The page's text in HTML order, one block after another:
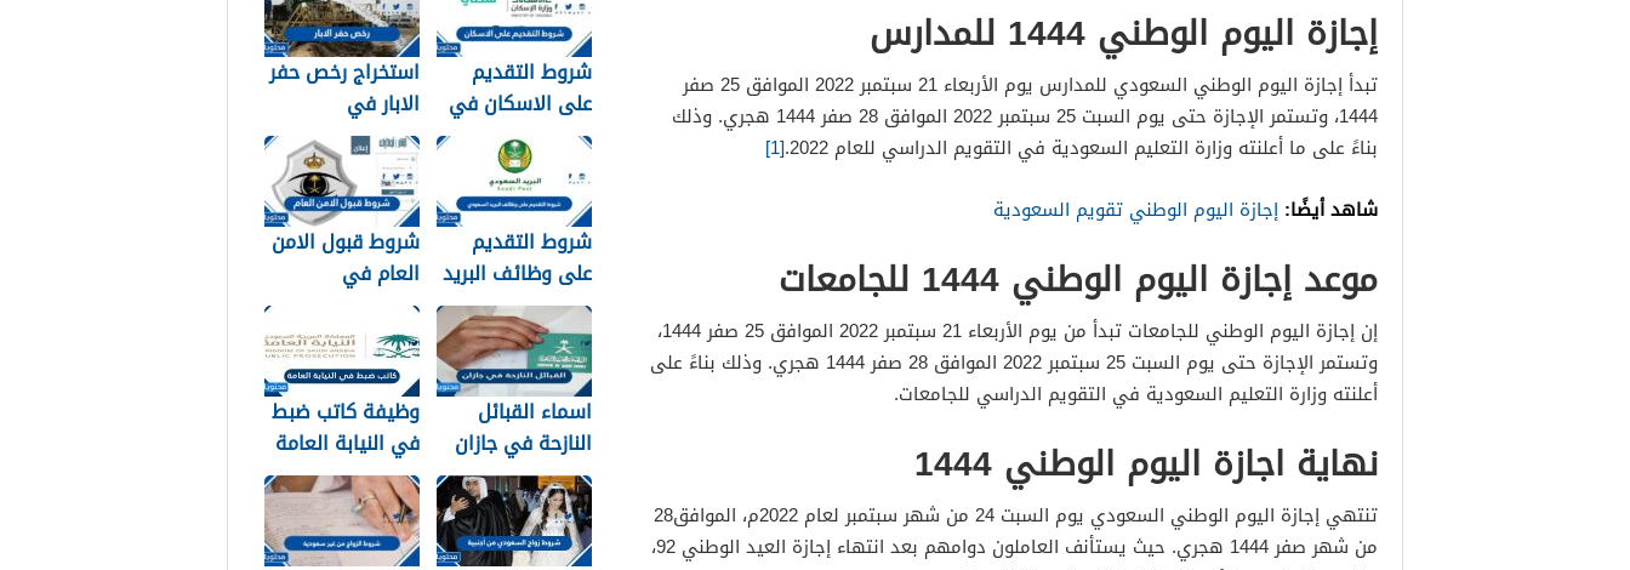
إجازة اليوم الوطني 1444 للمدارس
تبدأ إجازة اليوم الوطني السعودي للمدارس يوم الأربعاء 21 سبتمبر 2022 الموافق 25 صفر
1444، وتستمر الإجازة حتى يوم السبت 25 سبتمبر 2022 الموافق 28 صفر 1444 هجري. وذلك
بناءً على ما أعلنته وزارة التعليم السعودية في التقويم الدراسي للعام 2022.
[1]
شاهد أيضًا: إجازة اليوم الوطني تقويم السعودية
موعد إجازة اليوم الوطني 1444 للجامعات
إن إجازة اليوم الوطني للجامعات تبدأ من يوم الأربعاء 21 سبتمبر 2022 الموافق 25 صفر 1444،
وتستمر الإجازة حتى يوم السبت 25 سبتمبر 2022 الموافق 28 صفر 1444 هجري. وذلك بناءً على
أعلنته وزارة التعليم السعودية في التقويم الدراسي للجامعات.
نهاية اجازة اليوم الوطني 1444
تنتهي إجازة اليوم الوطني السعودي يوم السبت 24 من شهر سبتمبر لعام 2022م، الموافق28
من شهر صفر 1444 هجري. حيث يستأنف العاملون دوامهم بعد انتهاء إجازة العيد الوطني 92،
شروط التقديم
على الاسكان في
السعودية 1448
استخراج رخص حفر
الابار في
السعودية 1448
الرابط والشروط
بالتفصيل
شروط التقديم
على وظائف البريد
السعودي 1448
شروط قبول الامن
العام في
السعودية 1448
اسماء القبائل
النازحة في جازان
1448 وما هي
شروط تجنيسها
وظيفة كاتب ضبط
في النيابة العامة
1448 الشروط
وطريقة التقديم